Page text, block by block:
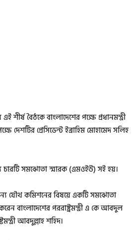
এই শীর্ষ বৈঠকে বাংলাদেশের পক্ষে প্রধানমন্ত্রী
দেশটির প্রেসিডেন্ট ইব্রাহিম মোহামেদ সলিহ
চারটি সমঝোতা স্মারক (এমওইউ) সই হয়।
যৌথ কমিশনের বিষয়ে একটি সমঝোতা
বাংলাদেশের পররাষ্ট্রমন্ত্রী এ কে আবদুল
আবদুল্লাহ শহিদ।